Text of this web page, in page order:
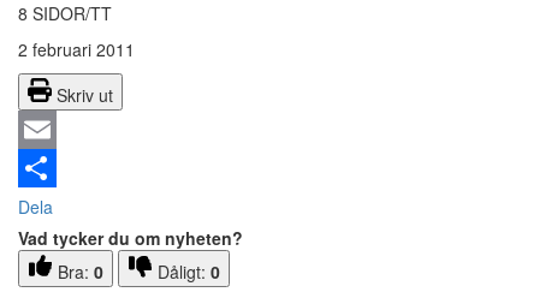
8 SIDOR/TT
2 februari 2011
Skriv ut
Email
Dela
Vad tycker du om nyheten?
Bra: 0 Dåligt: 0